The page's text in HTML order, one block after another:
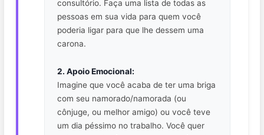
consultório. Faça uma lista de todas as
pessoas em sua vida para quem você
poderia ligar para que lhe dessem uma
carona.
2. Apoio Emocional:
Imagine que você acaba de ter uma briga
com seu namorado/namorada (ou
cônjuge, ou melhor amigo) ou você teve
um dia péssimo no trabalho. Você quer